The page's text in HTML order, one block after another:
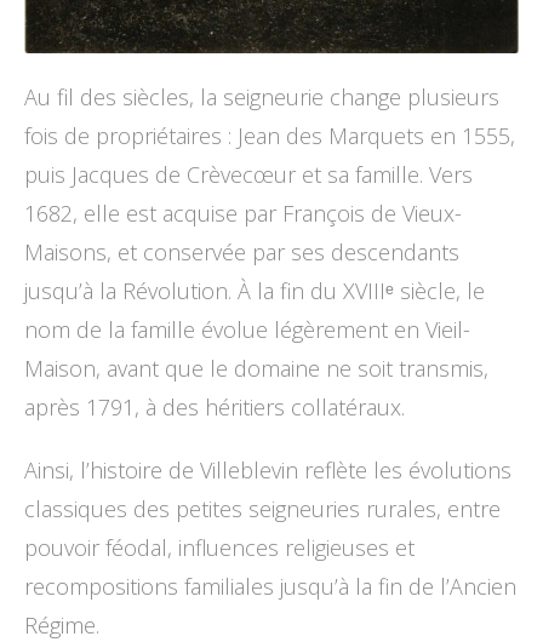
Au fil des siècles, la seigneurie change plusieurs
fois de propriétaires : Jean des Marquets en 1555,
puis Jacques de Crèvecœur et sa famille. Vers
1682, elle est acquise par François de Vieux-
Maisons, et conservée par ses descendants
jusqu’à la Révolution. À la fin du XVIIIᵉ siècle, le
nom de la famille évolue légèrement en Vieil-
Maison, avant que le domaine ne soit transmis,
après 1791, à des héritiers collatéraux.
Ainsi, l’histoire de Villeblevin reflète les évolutions
classiques des petites seigneuries rurales, entre
pouvoir féodal, influences religieuses et
recompositions familiales jusqu’à la fin de l’Ancien
Régime.